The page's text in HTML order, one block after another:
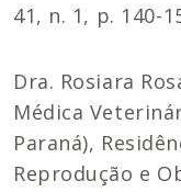
41, n. 1, p. 140-
Dra. Rosiara
Médica
Paraná),
Reprodução e